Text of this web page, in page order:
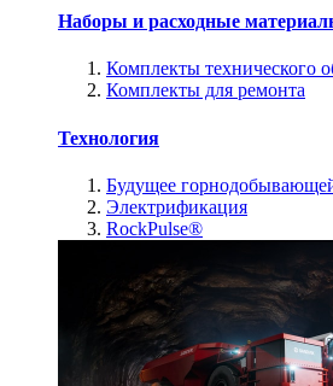
Наборы и расходные
Комплекты технического
Комплекты для ремонта
Технология
Будущее
Электрификация
RockPulse®